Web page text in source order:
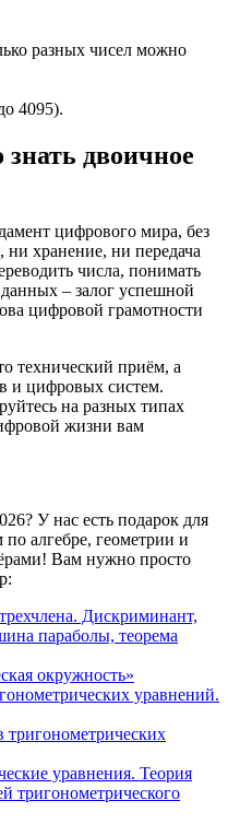
разных чисел можно
4095).
двоичное
цифрового мира, без
хранение, ни передача
числа, понимать
– залог успешной
цифровой грамотности
технический приём, а
и цифровых систем.
на разных типах
жизни вам
У нас есть подарок для
алгебре, геометрии и
Вам нужно просто
Дискриминант,
параболы, теорема
окружность»
уравнений.
уравнения. Теория
тригонометрического